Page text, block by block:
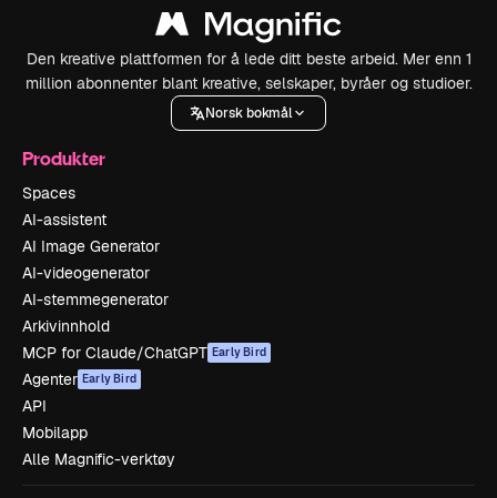
Den kreative plattformen for å lede ditt beste arbeid. Mer enn 1
million abonnenter blant kreative, selskaper, byråer og studioer.
Norsk bokmål
Produkter
Spaces
AI-assistent
AI Image Generator
AI-videogenerator
AI-stemmegenerator
Arkivinnhold
MCP for Claude/ChatGPT Early Bird
Agenter Early Bird
API
Mobilapp
Alle Magnific-verktøy